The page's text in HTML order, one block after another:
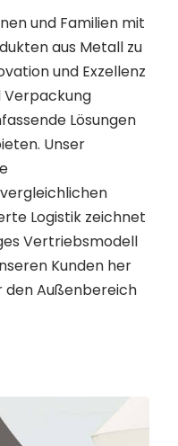
und Familien mit
aus Metall zu
und Exzellenz
Verpackung
Lösungen
Unser
Logistik zeichnet
Vertriebsmodell
Kunden her
den Außenbereich